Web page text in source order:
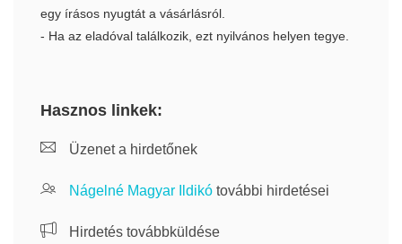
egy írásos nyugtát a vásárlásról.
- Ha az eladóval találkozik, ezt nyilvános helyen tegye.
Hasznos linkek:
Üzenet a hirdetőnek
Nágelné Magyar Ildikó további hirdetései
Hirdetés továbbküldése